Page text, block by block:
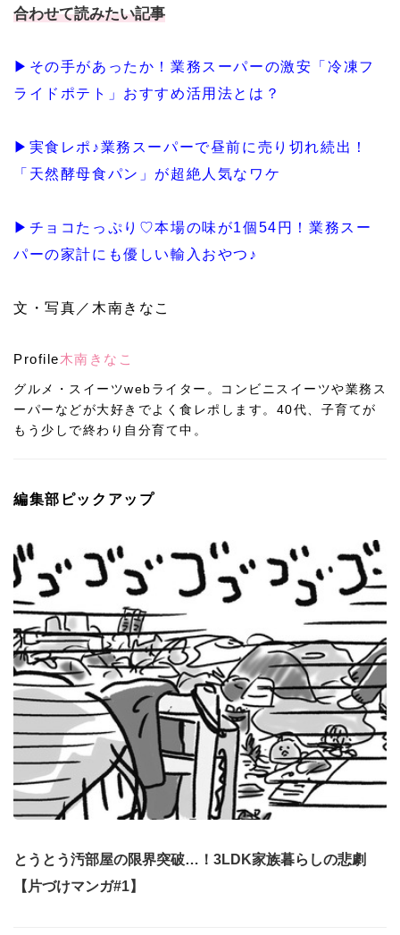
合わせて読みたい記事
▶その手があったか！業務スーパーの激安「冷凍フ
ライドポテト」おすすめ活用法とは？
▶実食レポ♪業務スーパーで昼前に売り切れ続出！
「天然酵母食パン」が超絶人気なワケ
▶チョコたっぷり♡本場の味が1個54円！業務スー
パーの家計にも優しい輸入おやつ♪
文・写真／木南きなこ
Profile木南きなこ
グルメ・スイーツwebライター。コンビニスイーツや業務ス
ーパーなどが大好きでよく食レポします。40代、子育てが
もう少しで終わり自分育て中。
編集部ピックアップ
とうとう汚部屋の限界突破…！3LDK家族暮らしの悲劇
【片づけマンガ#1】